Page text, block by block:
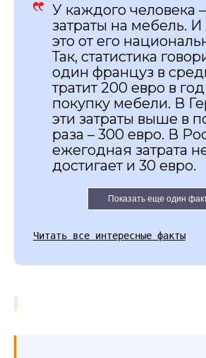
У каждого человека
затраты на мебель. И
это от его
Так, статистика
один француз в
тратит 200 евро в
покупку мебели. В
эти затраты выше в
раза – 300 евро. В
ежегодная затрата
достигает и 30 евро.
Показать еще один
Читать все интересные факты